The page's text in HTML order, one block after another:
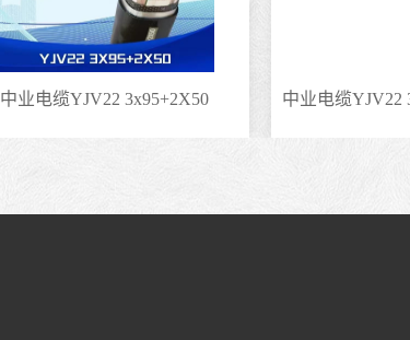
中业电缆YJV22 3x95+2X50